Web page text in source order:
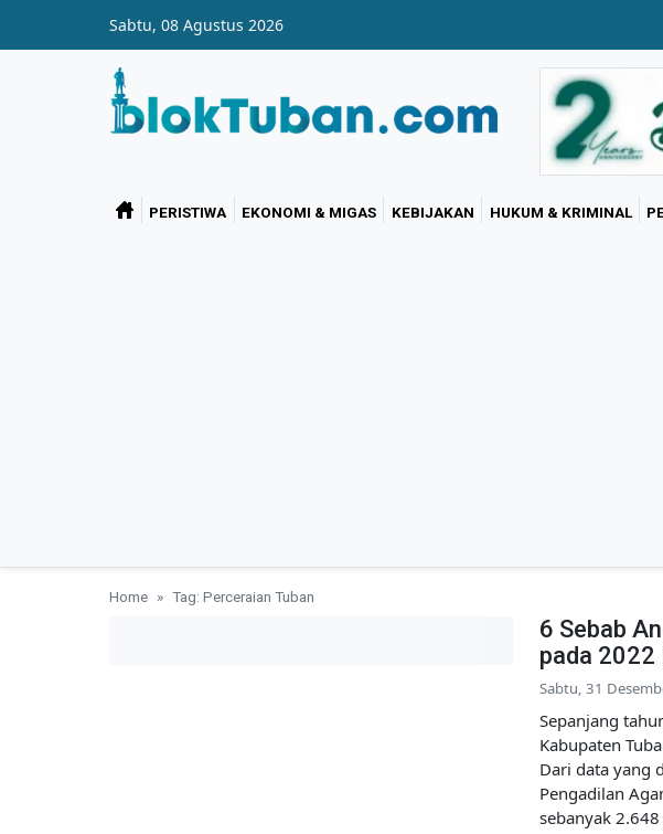
Sabtu, 08 Agustus 2026
PERISTIWA EKONOMI & MIGAS KEBIJAKAN HUKUM & KRIMINAL
Home Tag: Perceraian Tuban
6 Sebab
pada 2022
Sabtu, 31
Sepanjang
Kabupaten
Dari data yang
Pengadilan
sebanyak